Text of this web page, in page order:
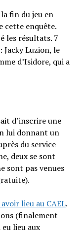
fin du jeu en
cette enquête.
les résultats. 7
Jacky Luzion, le
d’Isidore, qui a
d’inscrire une
lui donnant un
du service
deux se sont
sont pas venues
lieu au CAEL.
(finalement
lieu aux